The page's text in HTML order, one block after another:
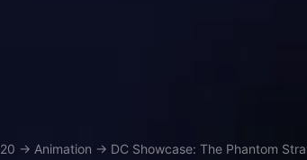
→ Animation → DC Showcase: The Phantom